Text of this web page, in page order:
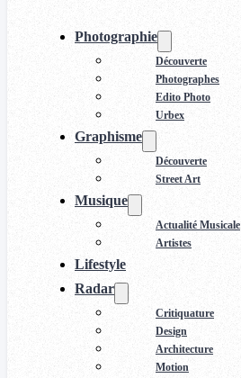
Photographie
Découverte
Photographes
Edito Photo
Urbex
Graphisme
Découverte
Street Art
Musique
Actualité Musicale
Artistes
Lifestyle
Radar
Critiquature
Design
Architecture
Motion